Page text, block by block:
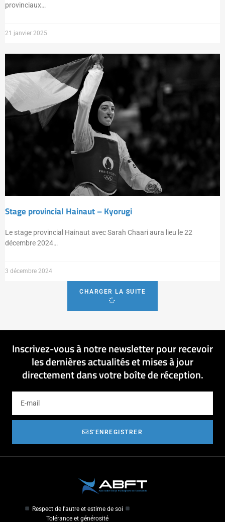
provinciaux…
21 janvier 2025
Stage provincial Hainaut – Kyorugi
Le stage provincial Hainaut avec Sarah Chaari aura lieu le 22
décembre 2024…
3 décembre 2024
CHARGER LA SUITE
Inscrivez-vous à notre newsletter pour recevoir
les dernières actualités et mises à jour
directement dans votre boîte de réception.
S'ENREGISTRER
Respect de l'autre et estime de soi
Tolérance et générosité